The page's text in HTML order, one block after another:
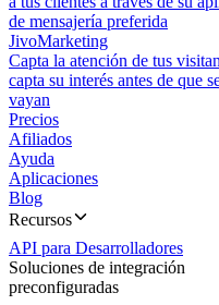
de mensajería preferida
JivoMarketing
Capta la atención de tus
capta su interés antes de que
vayan
Precios
Afiliados
Ayuda
Aplicaciones
Blog
Recursos
API para Desarrolladores
Soluciones de integración
preconfiguradas